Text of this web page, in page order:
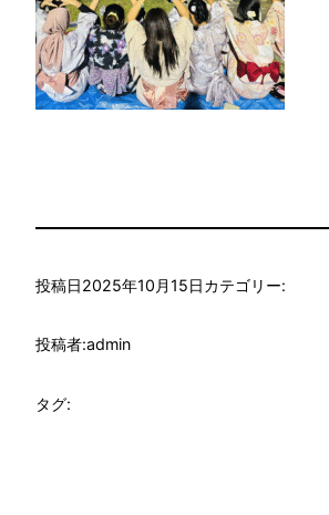
投稿日2025年10月15日カテゴリー:
投稿者:admin
タグ: